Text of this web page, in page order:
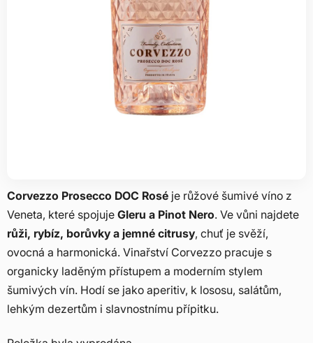
Corvezzo Prosecco DOC Rosé je růžové šumivé víno z
Veneta, které spojuje Gleru a Pinot Nero. Ve vůni najdete
růži, rybíz, borůvky a jemné citrusy, chuť je svěží,
ovocná a harmonická. Vinařství Corvezzo pracuje s
organicky laděným přístupem a moderním stylem
šumivých vín. Hodí se jako aperitiv, k lososu, salátům,
lehkým dezertům i slavnostnímu přípitku.